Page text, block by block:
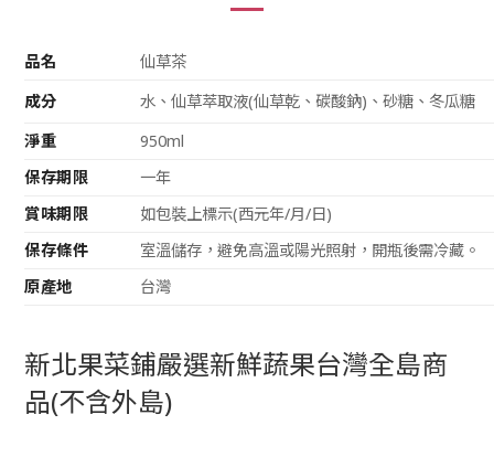
品名
仙草茶
成分
水、仙草萃取液(仙草乾、碳酸鈉)、砂糖、冬瓜糖
淨重
950ml
保存期限
一年
賞味期限
如包裝上標示(西元年/月/日)
保存條件
室溫儲存，避免高溫或陽光照射，開瓶後需冷藏。
原產地
台灣
新北果菜鋪嚴選新鮮蔬果台灣全島商
品(不含外島)